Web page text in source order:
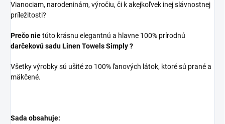
Vianociam, narodeninám, výročiu, či k akejkoľvek inej slávnostnej
príležitosti?
Prečo nietúto krásnu elegantnú a hlavne 100% prírodnú
darčekovú saduLinen Towels Simply ?
Všetky výrobky sú ušité zo 100% ľanových látok, ktoré sú prané a
mäkčené.
Sada obsahuje: